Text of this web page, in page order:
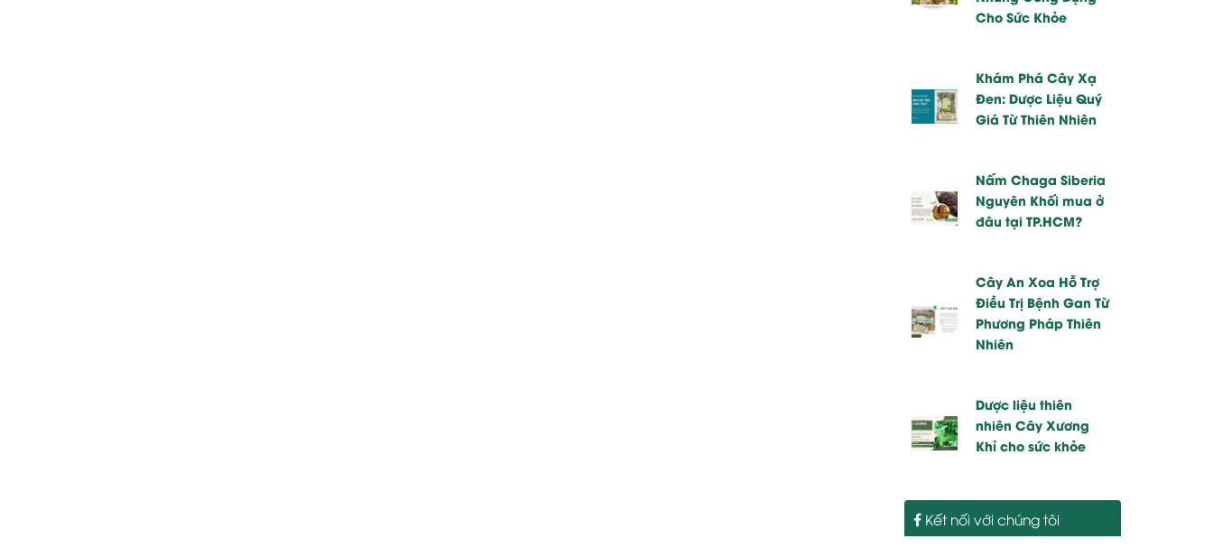
Cho Sức Khỏe
Khám Phá Cây Xạ
Đen: Dược Liệu Quý
Giá Từ Thiên Nhiên
Nấm Chaga Siberia
Nguyên Khối mua ở
đâu tại TP.HCM?
Cây An Xoa Hỗ Trợ
Điều Trị Bệnh Gan Từ
Phương Pháp Thiên
Nhiên
Dược liệu thiên
nhiên Cây Xương
Khỉ cho sức khỏe
Kết nối với chúng tôi